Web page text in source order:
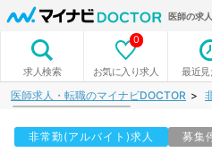
医師の求
求人検索 お気に入り求人
0
最近見
医師求人・転職のマイナビDOCTOR
非常勤(アルバイト)求人 募集